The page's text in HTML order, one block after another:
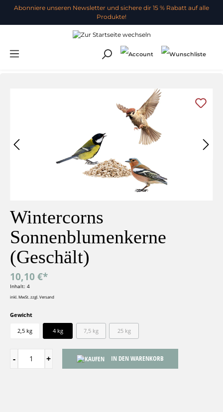
Abonniere unseren Newsletter und sichere dir 15 % Rabatt auf alle
Produkte!
Wintercorns
Sonnenblumenkerne
(Geschält)
10,10 €*
Inhalt: 4
inkl. MwSt. zzgl. Versand
Gewicht
2,5 kg 4 kg 7,5 kg 25 kg
IN DEN WARENKORB